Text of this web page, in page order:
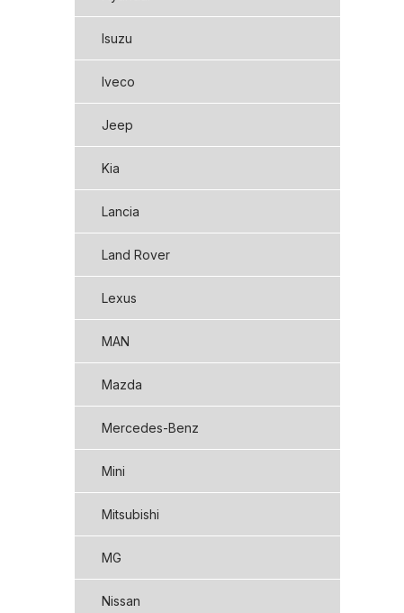
Isuzu
Iveco
Jeep
Kia
Lancia
Land Rover
Lexus
MAN
Mazda
Mercedes-Benz
Mini
Mitsubishi
MG
Nissan